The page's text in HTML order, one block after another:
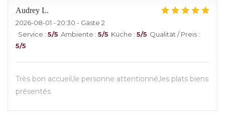
Audrey L
2026-08-01 - 20:30 - Gäste 2
Service : 5/5 Ambiente : 5/5 Küche : 5/5 Qualität / Preis :
5/5
Très bon accueil,le personne attentionné,les plats biens
présentés